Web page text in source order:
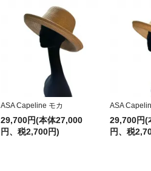
ASA Capeline モカ
29,700円(本体27,000
円、税2,700円)
ASA
29,700円(
円、税